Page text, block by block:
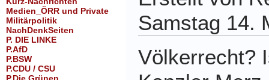
Medien_ÖRR und Private
Militärpolitik
NachDenkSeiten
P. DIE LINKE
P.AfD
P.BSW
P.CDU / CSU
P.Die Grünen
Samstag 14.
Völkerrecht?